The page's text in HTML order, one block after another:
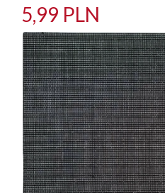
5,99 PLN